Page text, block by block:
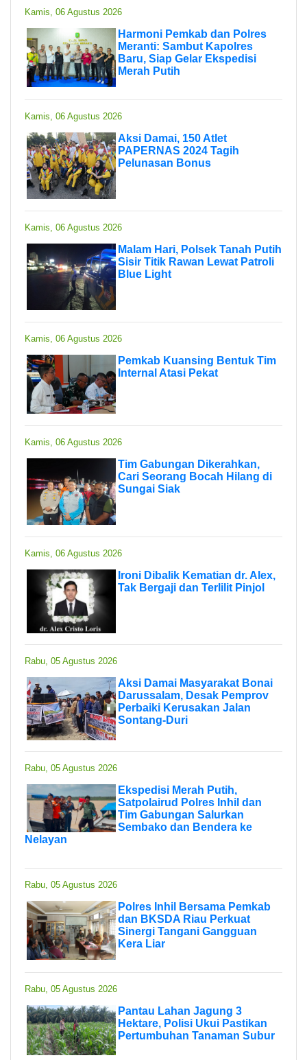
Kamis, 06 Agustus 2026
Harmoni Pemkab dan Polres
Meranti: Sambut Kapolres
Baru, Siap Gelar Ekspedisi
Merah Putih
Kamis, 06 Agustus 2026
Aksi Damai, 150 Atlet
PAPERNAS 2024 Tagih
Pelunasan Bonus
Kamis, 06 Agustus 2026
Malam Hari, Polsek Tanah Putih
Sisir Titik Rawan Lewat Patroli
Blue Light
Kamis, 06 Agustus 2026
Pemkab Kuansing Bentuk Tim
Internal Atasi Pekat
Kamis, 06 Agustus 2026
Tim Gabungan Dikerahkan,
Cari Seorang Bocah Hilang di
Sungai Siak
Kamis, 06 Agustus 2026
Ironi Dibalik Kematian dr. Alex,
Tak Bergaji dan Terlilit Pinjol
Rabu, 05 Agustus 2026
Aksi Damai Masyarakat Bonai
Darussalam, Desak Pemprov
Perbaiki Kerusakan Jalan
Sontang-Duri
Rabu, 05 Agustus 2026
Ekspedisi Merah Putih,
Satpolairud Polres Inhil dan
Tim Gabungan Salurkan
Sembako dan Bendera ke
Nelayan
Rabu, 05 Agustus 2026
Polres Inhil Bersama Pemkab
dan BKSDA Riau Perkuat
Sinergi Tangani Gangguan
Kera Liar
Rabu, 05 Agustus 2026
Pantau Lahan Jagung 3
Hektare, Polisi Ukui Pastikan
Pertumbuhan Tanaman Subur